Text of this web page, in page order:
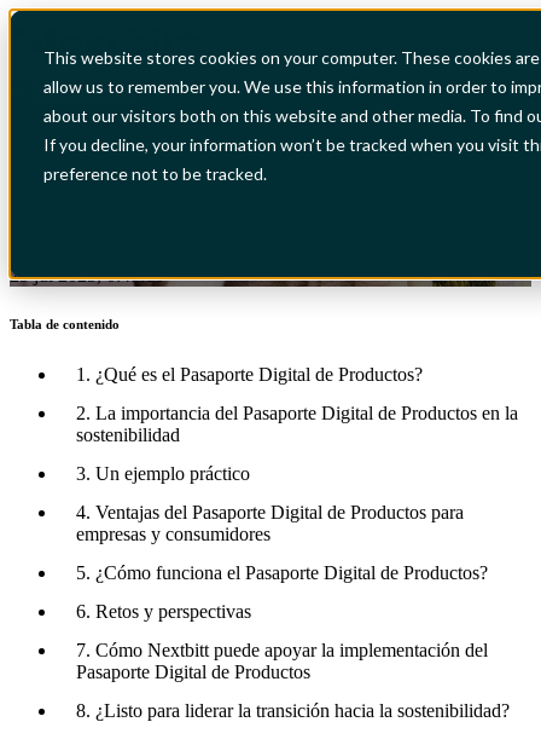
This website stores cookies on your computer. These cookies
allow us to remember you. We use this information in order to
about our visitors both on this website and other media. To find
If you decline, your information won’t be tracked when you visit
preference not to be tracked.
All Articles
Pasaporte digital de productos:
transparencia y sostenibilidad
25 jul 2025, 0:48:10
Tabla de contenido
1. ¿Qué es el Pasaporte Digital de Productos?
2. La importancia del Pasaporte Digital de Productos en la
sostenibilidad
3. Un ejemplo práctico
4. Ventajas del Pasaporte Digital de Productos para
empresas y consumidores
5. ¿Cómo funciona el Pasaporte Digital de Productos?
6. Retos y perspectivas
7. Cómo Nextbitt puede apoyar la implementación del
Pasaporte Digital de Productos
8. ¿Listo para liderar la transición hacia la sostenibilidad?